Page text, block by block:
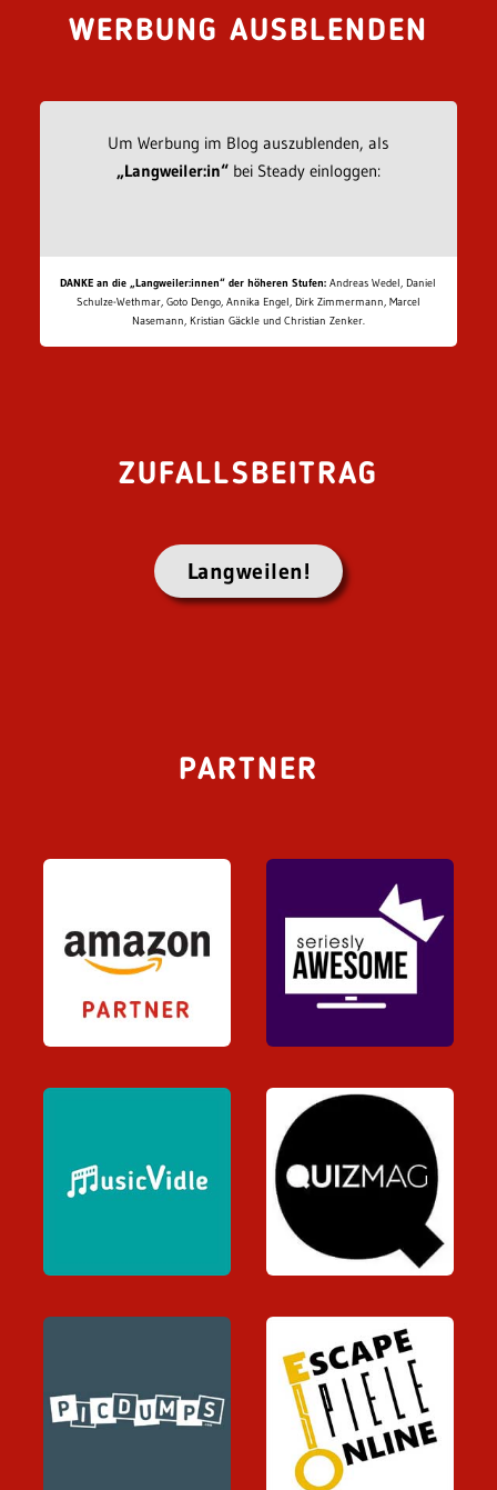
WERBUNG AUSBLENDEN
Um Werbung im Blog auszublenden, als
„Langweiler:in“bei Steady einloggen:
DANKE an die „Langweiler:innen“ der höheren Stufen: Andreas Wedel, Daniel
Schulze-Wethmar, Goto Dengo, Annika Engel, Dirk Zimmermann, Marcel
Nasemann, Kristian Gäckle und Christian Zenker.
ZUFALLSBEITRAG
Langweilen!
PARTNER